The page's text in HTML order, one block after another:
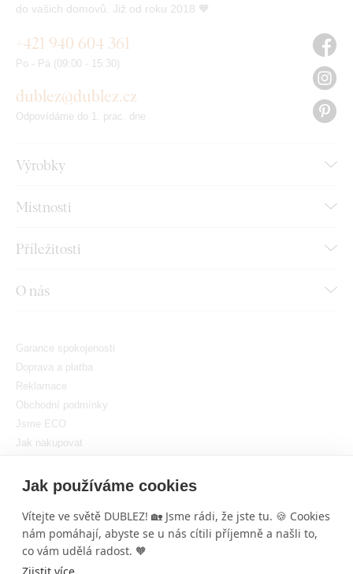
Jak používáme cookies
Vítejte ve světě DUBLEZ! 🏡 Jsme rádi, že jste tu. 🍪 Cookies
nám pomáhají, abyste se u nás cítili příjemně a našli to,
co vám udělá radost. 🧡
do vašich domovů. Již od roku 2018 🧡
Výrobky
Místnosti
Příležitosti
O nás
+421 940 604 361
Po - Pá (09:00 - 15:30)
dublez@dublez.cz
Odpovídáme do 1. prac. dne
Garance spokojenosti
Doprava a platba
Reklamace
Obchodní podmínky
Jsme ECO
Jak nakupovat
Nastavit cookies